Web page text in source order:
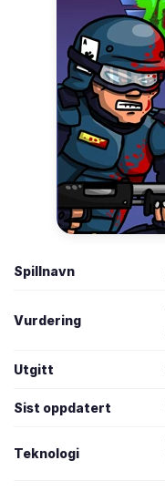
Spillnavn
Vurdering
Utgitt
Sist oppdatert
Teknologi